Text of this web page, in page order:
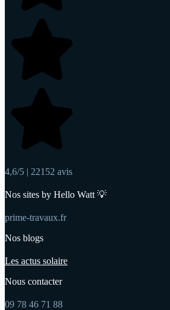
4,6/5 | 22152 avis
Nos sites by Hello Watt 💡
prime-travaux.fr
Nos blogs
Les actus solaire
Nous contacter
09 78 46 71 88